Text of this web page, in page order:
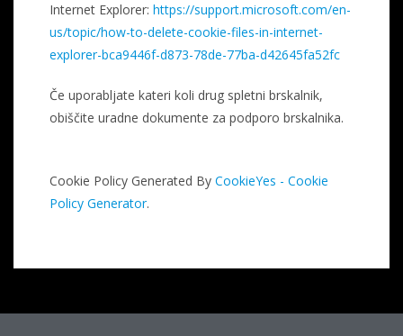
Internet Explorer: https://support.microsoft.com/en-
us/topic/how-to-delete-cookie-files-in-internet-
explorer-bca9446f-d873-78de-77ba-d42645fa52fc
Če uporabljate kateri koli drug spletni brskalnik,
obiščite uradne dokumente za podporo brskalnika.
Cookie Policy Generated By CookieYes - Cookie
Policy Generator.